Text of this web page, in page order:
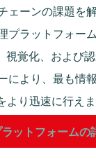
ェーンの課題を
プラットフォー
視覚化、および
により、最も情
より迅速に行えま
ラットフォームの